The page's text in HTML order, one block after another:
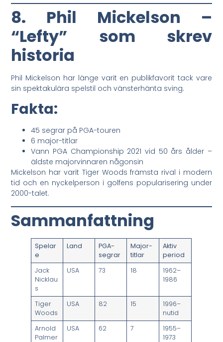
8. Phil Mickelson –
“Lefty” som skrev
historia
Phil Mickelson har länge varit en publikfavorit tack vare
sin spektakulära spelstil och vänsterhänta sving.
Fakta:
45 segrar på PGA-touren
6 major-titlar
Vann PGA Championship 2021 vid 50 års ålder –
äldste majorvinnaren någonsin
Mickelson har varit Tiger Woods främsta rival i modern
tid och en nyckelperson i golfens popularisering under
2000-talet.
Sammanfattning
Spelar
e
Land
PGA-
segrar
Major-
titlar
Aktiv
period
Jack
Nicklau
s
USA 73 18
1962–
1986
Tiger
Woods
USA 82 15
1996–
nutid
Arnold
Palmer
USA 62 7
1955–
1973